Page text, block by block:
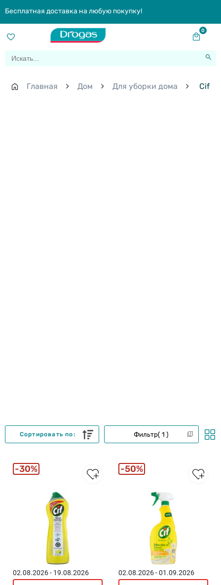
Бесплатная доставка на любую покупку!
0
Главная Дом Для уборки дома Cif
Фильтр 1
Сортировать по:
02.08.2026 - 19.08.2026
30%
02.08.2026 - 01.09.2026
50%